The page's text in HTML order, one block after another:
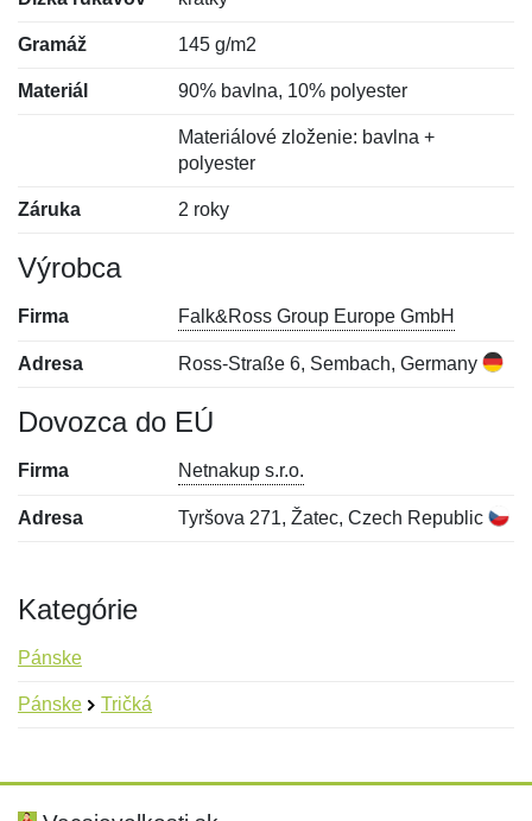
Gramáž 145 g/m2
Materiál 90% bavlna, 10% polyester
Materiálové zloženie: bavlna +
polyester
Záruka 2 roky
Výrobca
Firma Falk&Ross Group Europe GmbH
Adresa Ross-Straße 6, Sembach, Germany
Dovozca do EÚ
Firma Netnakup s.r.o.
Adresa Tyršova 271, Žatec, Czech Republic
Kategórie
Pánske
Pánske Tričká
Hodnotenie:
Meno: